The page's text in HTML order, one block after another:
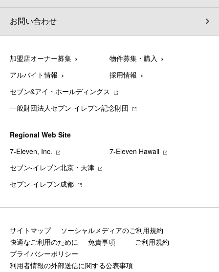
お問い合わせ
加盟店オーナー募集 物件募集・購入
アルバイト情報 採用情報
セブン&アイ・ホールディングス
一般財団法人セブン-イレブン記念財団
Regional Web Site
7‐Eleven, Inc.
7‐Eleven Hawaii
セブン‐イレブン北京・天津
セブン‐イレブン成都
サイトマップ
ソーシャルメディアのご利用規約
快適なご利用のために
免責事項
ご利用規約
プライバシーポリシー
利用者情報の外部送信に関する公表事項